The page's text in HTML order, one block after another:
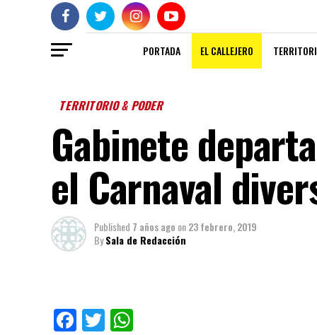
PORTADA EL CALLEJERO
TERRITORIO & PODER
Gabinete
el Carnaval
Published 7 años ago on23 febrero, 2019
BySala de Redacción
Facebook
Twitter